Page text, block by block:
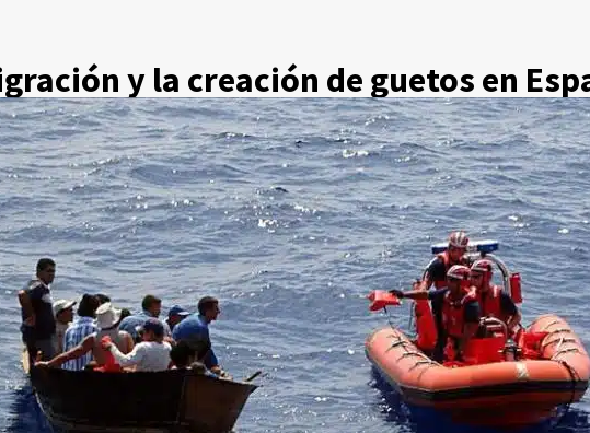
y la creación de guetos en